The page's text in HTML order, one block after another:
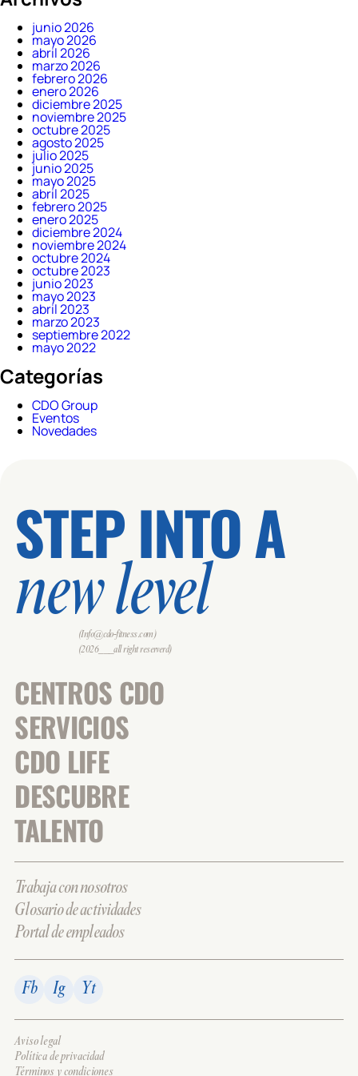
junio 2026
mayo 2026
abril 2026
marzo 2026
febrero 2026
enero 2026
diciembre 2025
noviembre 2025
octubre 2025
agosto 2025
julio 2025
junio 2025
mayo 2025
abril 2025
febrero 2025
enero 2025
diciembre 2024
noviembre 2024
octubre 2024
octubre 2023
junio 2023
mayo 2023
abril 2023
marzo 2023
septiembre 2022
mayo 2022
Categorías
CDO Group
Eventos
Novedades
STEP INTO A
new level
(Info@cdo-fitness.com)
(2026___all right reserverd)
CENTROS CDO
SERVICIOS
CDO LIFE
DESCUBRE
TALENTO
Trabaja con nosotros
Glosario de actividades
Portal de empleados
Fb Ig Yt
Aviso legal
Política de privacidad
Términos y condiciones